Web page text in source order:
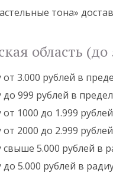
тона»
область
от 3.000 рублей в
999 рублей в
1000 до 1.999
2000 до 2.999
свыше 5.000 рублей в
5.000 рублей в